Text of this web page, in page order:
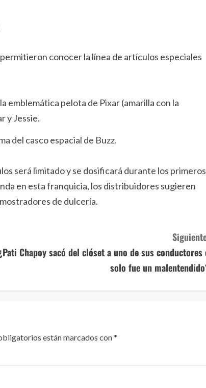
conocer la línea de artículos especiales
emblemática pelota de Pixar (amarilla con la
y Jessie.
del casco espacial de Buzz.
será limitado y se dosificará durante los primeros
en esta franquicia, los distribuidores sugieren
de dulcería.
Chapoy sacó del clóset a uno de sus conductores
solo fue un
están marcados con*